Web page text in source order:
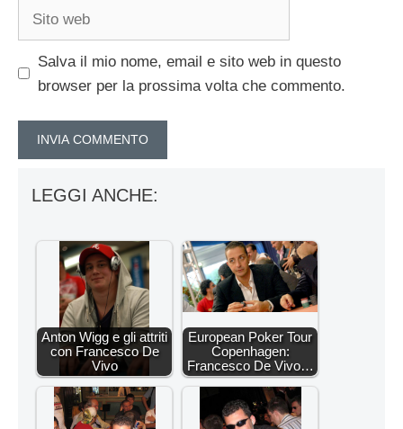
Salva il mio nome, email e sito web in questo
browser per la prossima volta che commento.
LEGGI ANCHE:
Anton Wigg e gli attriti
con Francesco De
Vivo
European Poker Tour
Copenhagen:
Francesco De Vivo…